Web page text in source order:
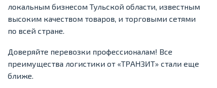
локальным бизнесом Тульской области, известным
высоким качеством товаров, и торговыми сетями
по всей стране.
Доверяйте перевозки профессионалам! Все
преимущества логистики от «ТРАНЗИТ» стали еще
ближе.